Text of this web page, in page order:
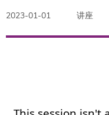
2023-01-01 讲座